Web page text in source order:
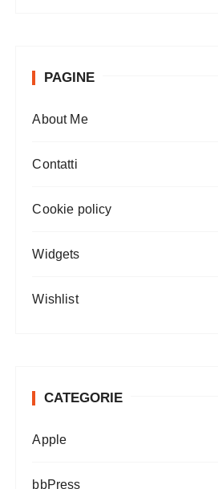
PAGINE
About Me
Contatti
Cookie policy
Widgets
Wishlist
CATEGORIE
Apple
bbPress